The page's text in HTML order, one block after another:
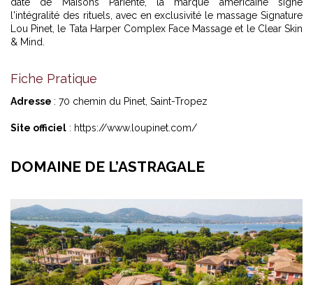
l'intégralité des rituels, avec en exclusivité le massage Signature
Lou Pinet, le Tata Harper Complex Face Massage et le Clear Skin
& Mind.
Fiche Pratique
Adresse : 70 chemin du Pinet, Saint-Tropez
Site officiel : https://www.loupinet.com/
DOMAINE DE L’ASTRAGALE